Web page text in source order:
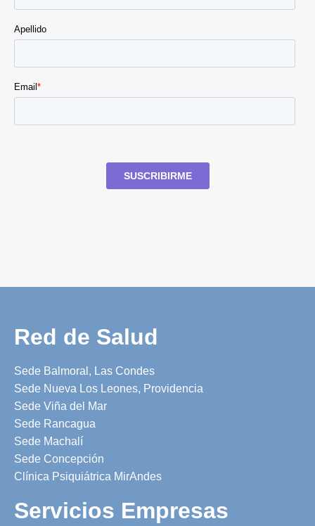
Red de Salud
Sede Balmoral, Las Condes
Sede Nueva Los Leones, Providencia
Sede Viña del Mar
Sede Rancagua
Sede Machalí
Sede Concepción
Clínica Psiquiátrica MirAndes
Servicios Empresas